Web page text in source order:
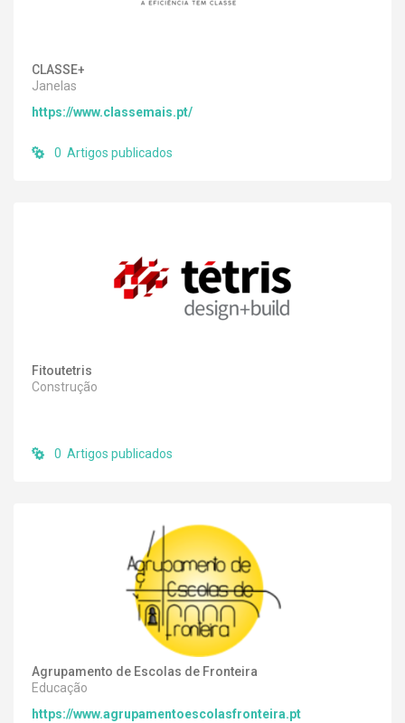
CLASSE+
Janelas
https://www.classemais.pt/
0 Artigos publicados
Fitoutetris
Construção
0 Artigos publicados
Agrupamento de Escolas de Fronteira
Educação
https://www.agrupamentoescolasfronteira.pt